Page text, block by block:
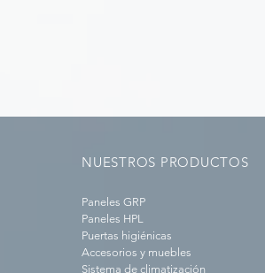
NUESTROS PRODUCTOS
Paneles GRP
Paneles HPL
Puertas higiénicas
Accesorios y muebles
Sistema de climatización